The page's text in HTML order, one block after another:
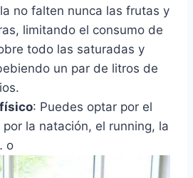
no falten nunca las frutas y
limitando el consumo de
todo las saturadas y
un par de litros de
: Puedes optar por el
por la natación, el running, la
o